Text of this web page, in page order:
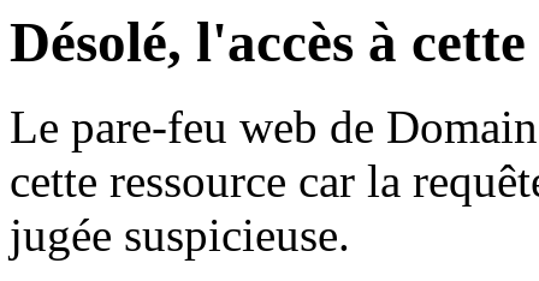
Désolé, l'accès à
Le pare-feu web de
cette ressource car la
jugée suspicieuse.